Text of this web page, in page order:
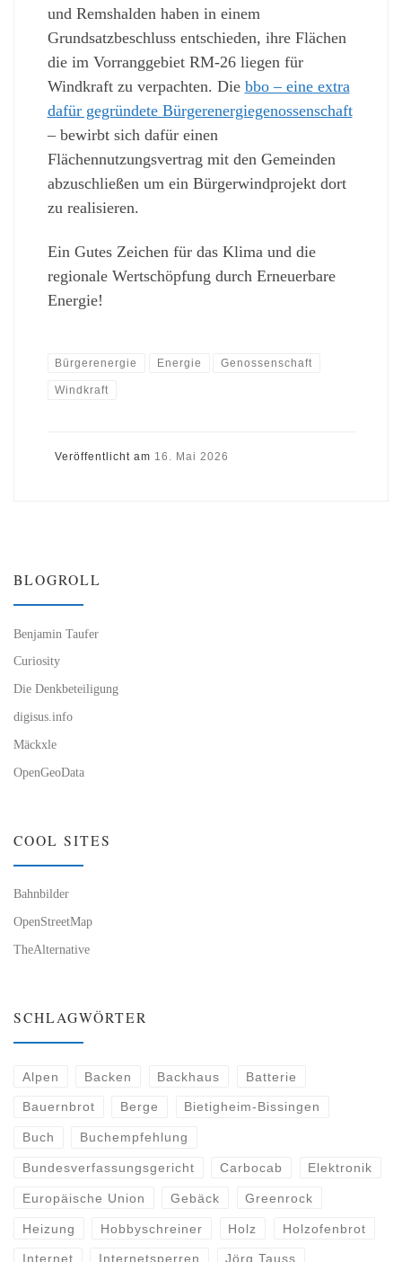
und Remshalden haben in einem
Grundsatzbeschluss entschieden, ihre Flächen
die im Vorranggebiet RM-26 liegen für
Windkraft zu verpachten. Die bbo – eine extra
dafür gegründete Bürgerenergiegenossenschaft
– bewirbt sich dafür einen
Flächennutzungsvertrag mit den Gemeinden
abzuschließen um ein Bürgerwindprojekt dort
zu realisieren.
Ein Gutes Zeichen für das Klima und die
regionale Wertschöpfung durch Erneuerbare
Energie!
Bürgerenergie Energie Genossenschaft
Windkraft
Veröffentlicht am 16. Mai 2026
BLOGROLL
Benjamin Taufer
Curiosity
Die Denkbeteiligung
digisus.info
Mäckxle
OpenGeoData
COOL SITES
Bahnbilder
OpenStreetMap
TheAlternative
SCHLAGWÖRTER
Alpen Backen Backhaus Batterie
Bauernbrot Berge Bietigheim-Bissingen
Buch Buchempfehlung
Bundesverfassungsgericht Carbocab Elektronik
Europäische Union Gebäck Greenrock
Heizung Hobbyschreiner Holz Holzofenbrot
Internet Internetsperren Jörg Tauss